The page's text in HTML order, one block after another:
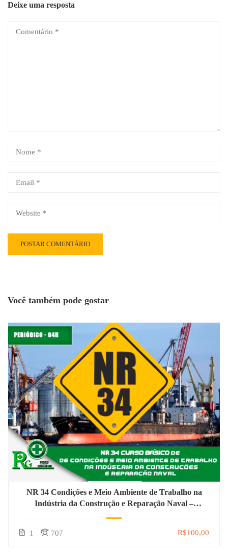
Deixe uma resposta
Você também pode gostar
NR 34 Condições e Meio Ambiente de Trabalho na
Indústria da Construção e Reparação Naval –
1 707 R$100,00